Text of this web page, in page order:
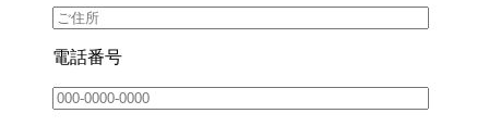
電話番号